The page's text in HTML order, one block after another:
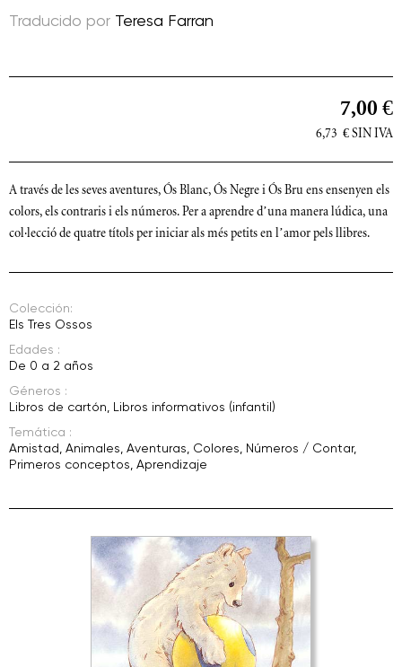
Traducido por Teresa Farran
7,00 €
6,73 € SIN IVA
A través de les seves aventures, Ós Blanc, Ós Negre i Ós Bru ens ensenyen els
colors, els contraris i els números. Per a aprendre d’una manera lúdica, una
col·lecció de quatre títols per iniciar als més petits en l’amor pels llibres.
Colección:
Els Tres Ossos
Edades :
De 0 a 2 años
Géneros :
Libros de cartón, Libros informativos (infantil)
Temática :
Amistad, Animales, Aventuras, Colores, Números / Contar,
Primeros conceptos, Aprendizaje